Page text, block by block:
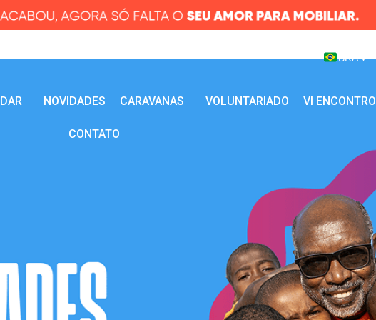
BRA ▾
NOVIDADES CARAVANAS VOLUNTARIADO VI ENCONTRO
CONTATO